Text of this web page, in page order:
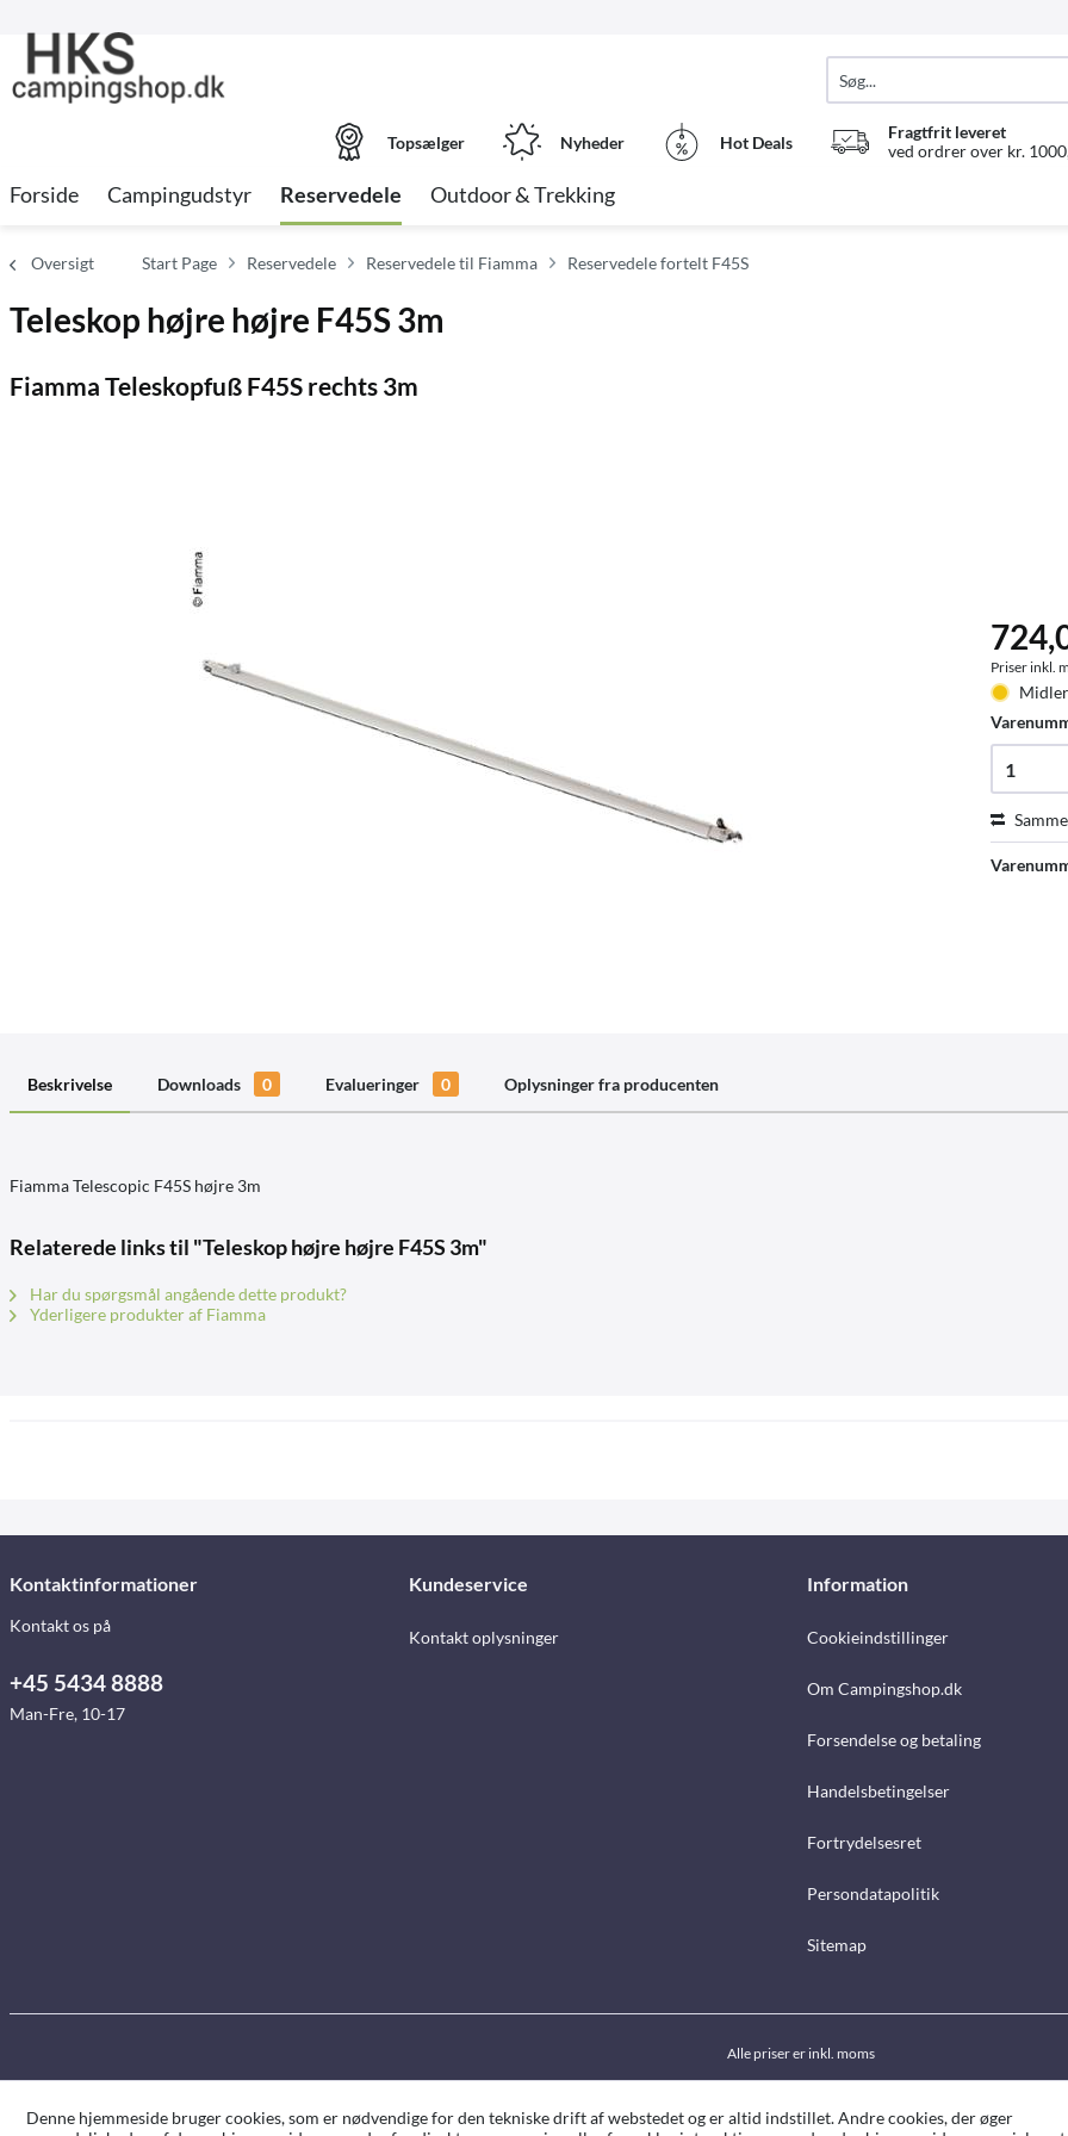
Topsælger Nyheder Hot Deals
Fragtfrit leveret
ved ordrer over kr.
Forside Campingudstyr Reservedele Outdoor & Trekking
Oversigt Start Page Reservedele Reservedele til Fiamma Reservedele fortelt F45S
Teleskop højre højre F45S 3m
Fiamma Teleskopfuß F45S rechts 3m
Priser inkl.
Beskrivelse Downloads 0 Evalueringer 0 Oplysninger fra producenten
Fiamma Telescopic F45S højre 3m
Relaterede links til "Teleskop højre højre F45S 3m"
Har du spørgsmål angående dette produkt?
Yderligere produkter af Fiamma
Kontaktinformationer
Kontakt os på
+45 5434 8888
Man-Fre, 10-17
Kundeservice
Kontakt oplysninger
Information
Cookieindstillinger
Om Campingshop.dk
Forsendelse og betaling
Handelsbetingelser
Fortrydelsesret
Persondatapolitik
Sitemap
Alle priser er inkl. moms
Denne hjemmeside bruger cookies, som er nødvendige for den tekniske drift af webstedet og er altid indstillet. Andre cookies, der øger